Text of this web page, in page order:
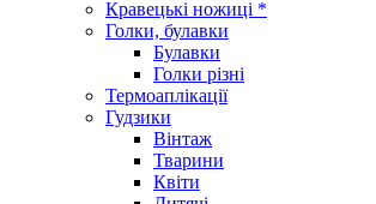
Кравецькі ножиці *
Голки, булавки
Булавки
Голки різні
Термоаплікації
Гудзики
Вінтаж
Тварини
Квіти